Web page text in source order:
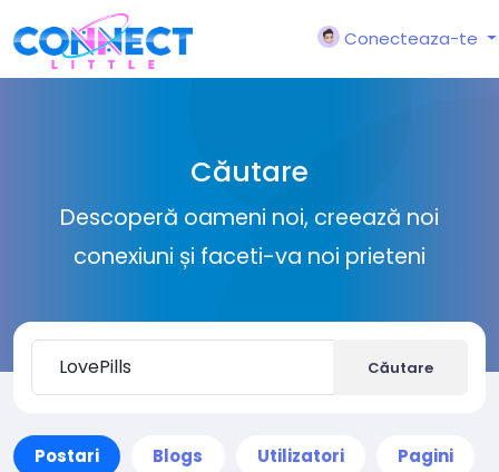
Conecteaza-te
Căutare
Descoperă oameni noi, creează noi
conexiuni și faceti-va noi prieteni
Căutare
Postari Blogs Utilizatori Pagini